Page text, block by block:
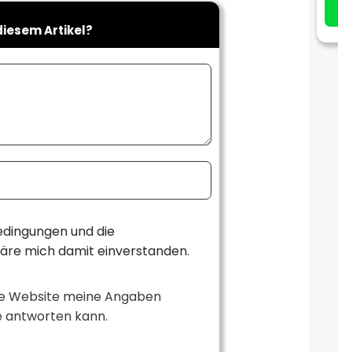
Artikel?
und die
mich damit einverstanden.
Website meine Angaben
antworten kann.